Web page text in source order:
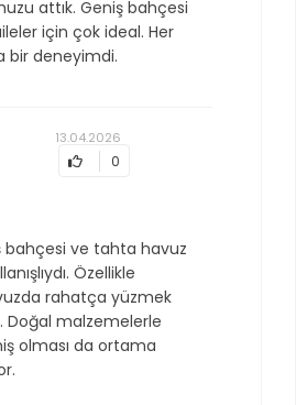
attık. Geniş bahçesi
için çok ideal. Her
bir deneyimdi.
13.04.2026
0
bahçesi ve tahta havuz
Özellikle
rahatça yüzmek
Doğal malzemelerle
olması da ortama